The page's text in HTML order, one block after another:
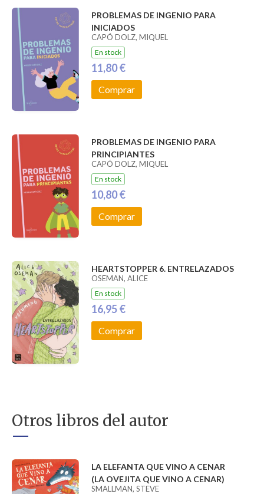
PROBLEMAS DE INGENIO PARA
INICIADOS
CAPÓ DOLZ, MIQUEL
En stock
11,80 €
Comprar
PROBLEMAS DE INGENIO PARA
PRINCIPIANTES
CAPÓ DOLZ, MIQUEL
En stock
10,80 €
Comprar
HEARTSTOPPER 6. ENTRELAZADOS
OSEMAN, ALICE
En stock
16,95 €
Comprar
Otros libros del autor
LA ELEFANTA QUE VINO A CENAR
(LA OVEJITA QUE VINO A CENAR)
SMALLMAN, STEVE